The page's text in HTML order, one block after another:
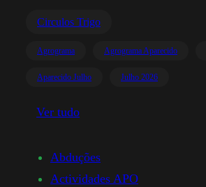
Circulos Trigo
Agrograma Agrograma Aparecido
Aparecido Julho Julho 2026
Ver tudo
Abduções
Actividades APO